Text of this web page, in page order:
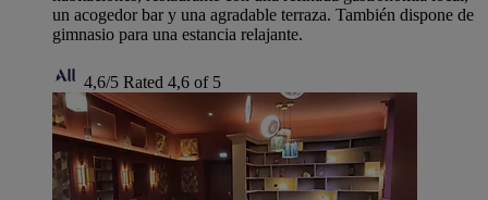
un acogedor bar y una agradable terraza. También dispone de
gimnasio para una estancia relajante.
4,6/5 Rated 4,6 of 5